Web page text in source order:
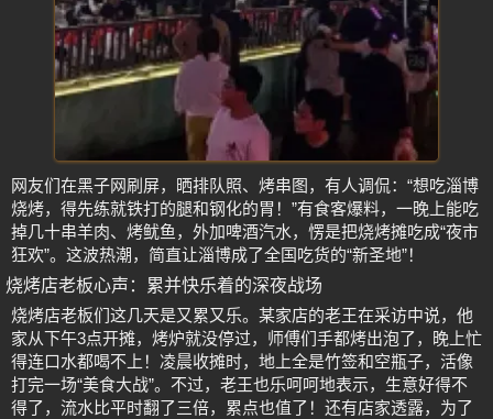
网友们在黑子网刷屏，晒排队照、烤串图，有人调侃：“想吃淄博
烧烤，得先练就铁打的腿和钢化的胃！”有食客爆料，一晚上能吃
掉几十串羊肉、烤鱿鱼，外加啤酒汽水，愣是把烧烤摊吃成“夜市
狂欢”。这波热潮，简直让淄博成了全国吃货的“新圣地”！
烧烤店老板心声：累并快乐着的深夜战场
烧烤店老板们这几天是又累又乐。某家店的老王在采访中说，他
家从下午3点开摊，烤炉就没停过，师傅们手都烤出泡了，晚上忙
得连口水都喝不上！凌晨收摊时，地上全是竹签和空瓶子，活像
打完一场“美食大战”。不过，老王也乐呵呵地表示，生意好得不
得了，流水比平时翻了三倍，累点也值了！还有店家透露，为了